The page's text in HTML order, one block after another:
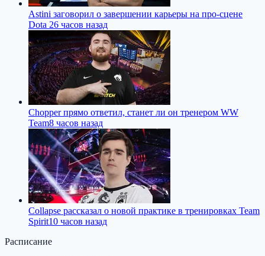
Astini заговорил о завершении карьеры на про-сцене
Dota 26 часов назад
Chopper прямо ответил, станет ли он тренером WW
Team8 часов назад
Collapse рассказал о новой практике в тренировках Team
Spirit10 часов назад
Расписание